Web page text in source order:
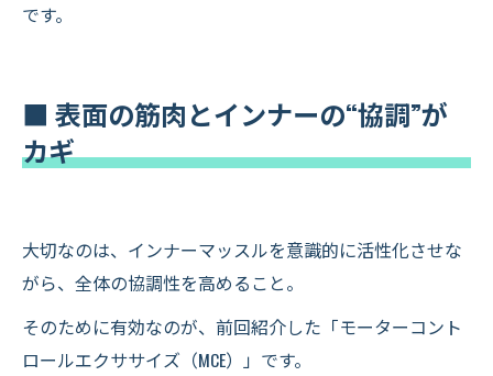
です。
■ 表面の筋肉とインナーの“協調”が
カギ
大切なのは、インナーマッスルを意識的に活性化させな
がら、全体の協調性を高めること。
そのために有効なのが、前回紹介した「モーターコント
ロールエクササイズ（MCE）」です。